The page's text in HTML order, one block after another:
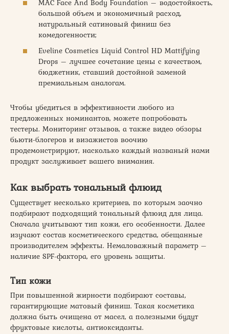
MAC Face And Body Foundation – водостойкость,
большой объем и экономичный расход,
натуральный сатиновый финиш без
комедогенности;
Eveline Cosmetics Liquid Control HD Mattifying
Drops – лучшее сочетание цены с качеством,
бюджетник, ставший достойной заменой
премиальным аналогам.
Чтобы убедиться в эффективности любого из
предложенных номинантов, можете попробовать
тестеры. Мониторинг отзывов, а также видео обзоры
бьюти-блогеров и визажистов воочию
продемонстрируют, насколько каждый названый нами
продукт заслуживает вашего внимания.
Как выбрать тональный флюид
Существует несколько критериев, по которым заочно
подбирают подходящий тональный флюид для лица.
Сначала учитывают тип кожи, его особенности. Далее
изучают состав косметического средства, обещанные
производителем эффекты. Немаловажный параметр –
наличие SPF-фактора, его уровень защиты.
Тип кожи
При повышенной жирности подбирают составы,
гарантирующие матовый финиш. Такая косметика
должна быть очищена от масел, а полезными будут
фруктовые кислоты, антиоксиданты.